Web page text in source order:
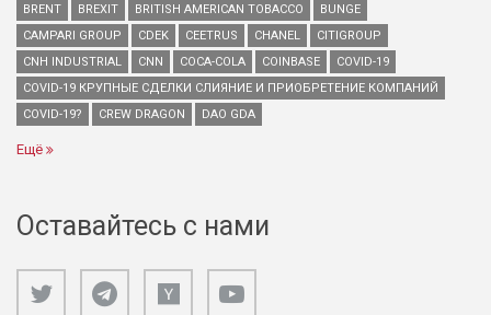
BRENT
BREXIT BRITISH AMERICAN TOBACCO
BUNGE
CAMPARI GROUP
CDEK CEETRUS CHANEL
CITIGROUP
CNH INDUSTRIAL
CNN COCA-COLA COINBASE
COVID-19
COVID-19 КРУПНЫЕ СДЕЛКИ СЛИЯНИЕ И ПРИОБРЕТЕНИЕ КОМПАНИЙ
COVID-19?
CREW DRAGON DAO GDA
Ещё
Оставайтесь с нами